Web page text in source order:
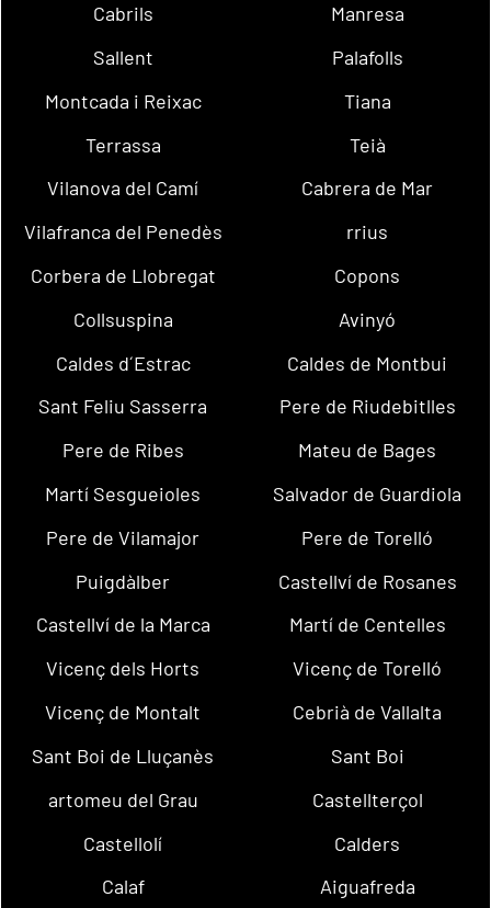
Cabrils
Manresa
Sallent
Palafolls
Montcada i Reixac
Tiana
Terrassa
Teià
Vilanova del Camí
Cabrera de Mar
Vilafranca del Penedès
rrius
Corbera de Llobregat
Copons
Collsuspina
Avinyó
Caldes d´Estrac
Caldes de Montbui
Sant Feliu Sasserra
Pere de Riudebitlles
Pere de Ribes
Mateu de Bages
Martí Sesgueioles
Salvador de Guardiola
Pere de Vilamajor
Pere de Torelló
Puigdàlber
Castellví de Rosanes
Castellví de la Marca
Martí de Centelles
Vicenç dels Horts
Vicenç de Torelló
Vicenç de Montalt
Cebrià de Vallalta
Sant Boi de Lluçanès
Sant Boi
artomeu del Grau
Castellterçol
Castellolí
Calders
Calaf
Aiguafreda